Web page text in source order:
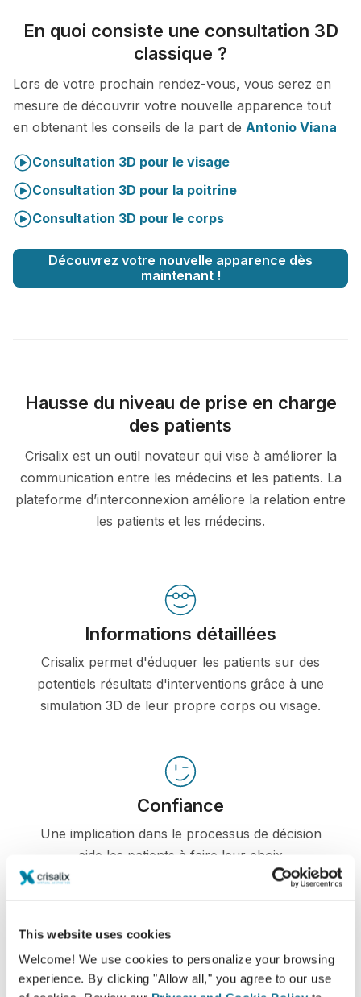
This website uses cookies
Welcome! We use cookies to personalize your browsing
experience. By clicking "Allow all," you agree to our use
En quoi consiste une consultation 3D
classique ?
Lors de votre prochain rendez-vous, vous serez en
mesure de découvrir votre nouvelle apparence tout
en obtenant les conseils de la part de Antonio Viana
Consultation 3D pour le visage
Consultation 3D pour la poitrine
Consultation 3D pour le corps
Découvrez votre nouvelle apparence dès
maintenant !
Hausse du niveau de prise en charge
des patients
Crisalix est un outil novateur qui vise à améliorer la
communication entre les médecins et les patients. La
plateforme d’interconnexion améliore la relation entre
les patients et les médecins.
Informations détaillées
Crisalix permet d'éduquer les patients sur des
potentiels résultats d'interventions grâce à une
simulation 3D de leur propre corps ou visage.
Confiance
Une implication dans le processus de décision
aide les patients à faire leur choix
Satisfaction
100% des femmes ont dit être satisfaites ou très